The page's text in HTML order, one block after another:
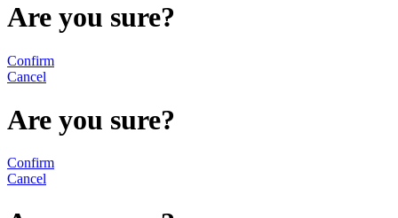
Are you sure?
Confirm
Cancel
Are you sure?
Confirm
Cancel